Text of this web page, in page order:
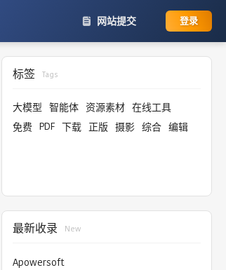
网站提交 登录
免费使用（需署名）
源图标，提供 SVG 优先的离线矢量编辑器
布客户端，聚集超千万设计师用户，提供精选字体、技
外文字体字库的正版可商用授权服务和免费字体的下载服
标签 Tags
大模型 智能体 资源素材 在线工具
免费 PDF 下载 正版 摄影 综合 编辑
最新收录 New
Apowersoft